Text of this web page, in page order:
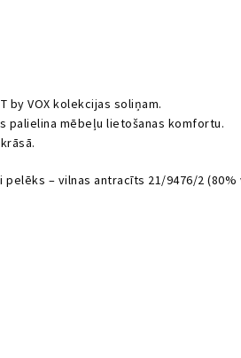
by VOX kolekcijas soliņam.
palielina mēbeļu lietošanas komfortu.
pelēks – vilnas antracīts 21/9476/2